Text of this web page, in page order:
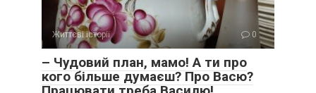
Життєві історії 0
– Чудовий план, мамо! А ти про
кого більше думаєш? Про Васю?